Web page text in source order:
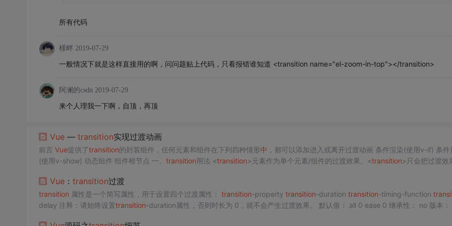
所有代码
槿畔 2019-07-29
一般情况下就是这样直接用的啊，问问题贴上代码，只看报错谁知道 <transition name="el-zoom-in-top"></transition>
阿澜的csdn 2019-07-29
来个人理我一下啊，自顶，再顶
Vue— transition实现过渡动画
前言 Vue提供了transition的封装组件，任何元素和组件在下列四种情形中 ，都可以添加进入或离开过渡动画 条件渲染(使用v-if) 条件展示
(使用v-show) 动态组件 组件根节点 一、 transition 用法 <transition>元素作为单个元素/组件的过渡效果。<transition>只会把过渡效
Vue： transition过渡
transition 属性是一个简写属性，用于设置四个过渡属性： transition-property transition-duration transition-timing-function
delay 注释：请始终设置transition-duration属性，否则时长为 0，就不会产生过渡效果。 默认值： all 0 ease 0 继承性： no 版本： CSS